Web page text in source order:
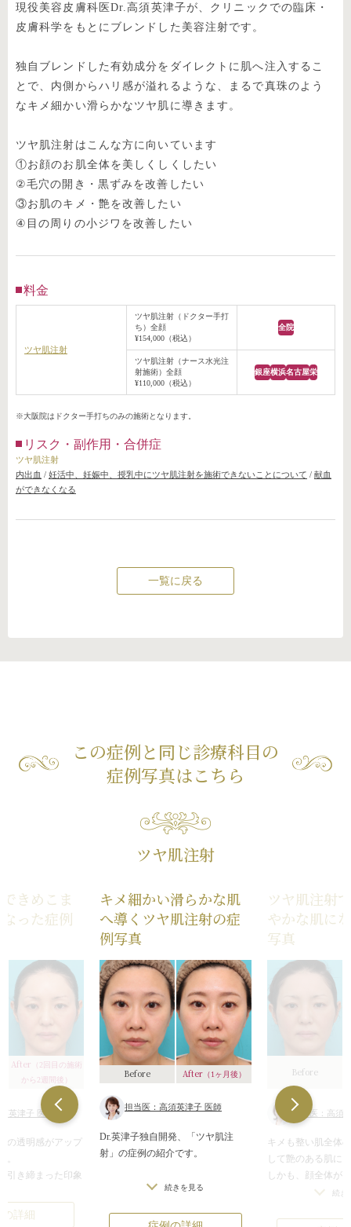
現役美容皮膚科医Dr.高須英津子が、クリニックでの臨床・
皮膚科学をもとにブレンドした美容注射です。
独自ブレンドした有効成分をダイレクトに肌へ注入するこ
とで、内側からハリ感が溢れるような、まるで真珠のよう
なキメ細かい滑らかなツヤ肌に導きます。
ツヤ肌注射はこんな方に向いています
①お顔のお肌全体を美しくしくしたい
②毛穴の開き・黒ずみを改善したい
③お肌のキメ・艶を改善したい
④目の周りの小ジワを改善したい
料金
ツヤ肌注射
ツヤ肌注射（ドクター手打
ち）全顔
¥154,000（税込）
全院
ツヤ肌注射（ナース水光注
射施術）全顔
¥110,000（税込）
銀座横浜名古屋栄
※大阪院はドクター手打ちのみの施術となります。
リスク・副作用・合併症
ツヤ肌注射
内出血 / 妊活中、妊娠中、授乳中にツヤ肌注射を施術できないことについて / 献血
ができなくなる
一覧に戻る
この症例と同じ診療科目の
症例写真はこちら
ツヤ肌注射
きめこま
った症例
After （2回目の施術
から2週間後）
英津子 医師
の透明感がアップ
引き締まった印象
詳細
キメ細かい滑らかな肌
へ導くツヤ肌注射の症
例写真
Before After（1ヶ月後）
担当医：高須英津子 医師
Dr.英津子独自開発、「ツヤ肌注
射」の症例の紹介です。
「ツヤ肌注射」は、現役美容皮膚科
の臨床・皮膚科学をもとに研究、開
続きを見る
ツヤ肌注射
やかな肌に
写真
Before
担当医：高須
キメも整い肌全体
して艶のある肌に。
しかも、顔全体が
まで叶えるのも嬉
続き